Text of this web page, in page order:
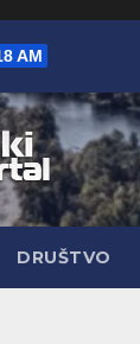
AM
DRUŠTVO